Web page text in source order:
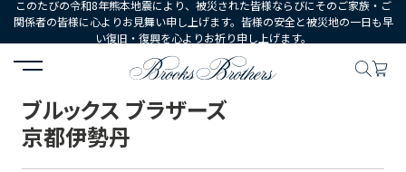
このたびの令和8年熊本地震により、被災された皆様ならびにそのご家族・ご
関係者の皆様に心よりお見舞い申し上げます。皆様の安全と被災地の一日も早
い復旧・復興を心よりお祈り申し上げます。
HOME ブルックス ブラザーズ 京都伊勢丹
ブルックス ブラザーズ
京都伊勢丹